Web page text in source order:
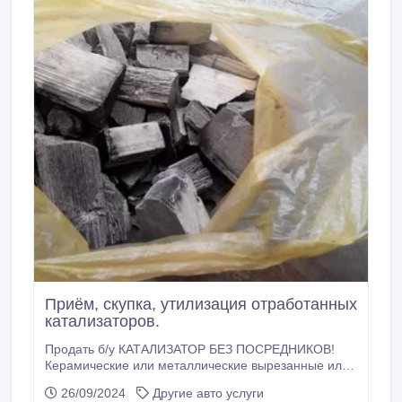
Приём, скупка, утилизация отработанных
катализаторов.
Продать б/у КАТАЛИЗАТОР БЕЗ ПОСРЕДНИКОВ!
Керамические или металлические вырезанные или
автомобильных катализаторов (нейтрализаторов), с
26/09/2024
Другие авто услуги